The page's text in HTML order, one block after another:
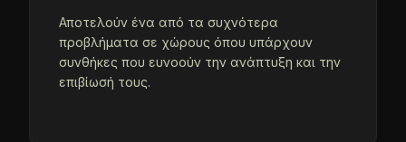
Αποτελούν ένα από τα συχνότερα
προβλήματα σε χώρους όπου υπάρχουν
συνθήκες που ευνοούν την ανάπτυξη και την
επιβίωσή τους.